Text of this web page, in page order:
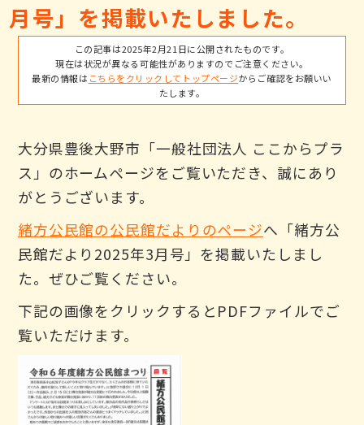
月号」を掲載いたしました。
この記事は2025年2月21日に公開されたものです。
現在は状況が異なる可能性がありますのでご注意ください。
最新の情報は こちらをクリックしてトップページからご確認をお願いい
たします。
大分県豊後大野市「一般社団法人 ここからプラ
ス」のホームページをご覧いただき、誠にあり
がとうございます。
緒方公民館の公民館だよりのページへ「緒方公
民館だより2025年3月号」を掲載いたしまし
た。ぜひご覧ください。
下記の画像をクリックするとPDFファイルでご
覧いただけます。